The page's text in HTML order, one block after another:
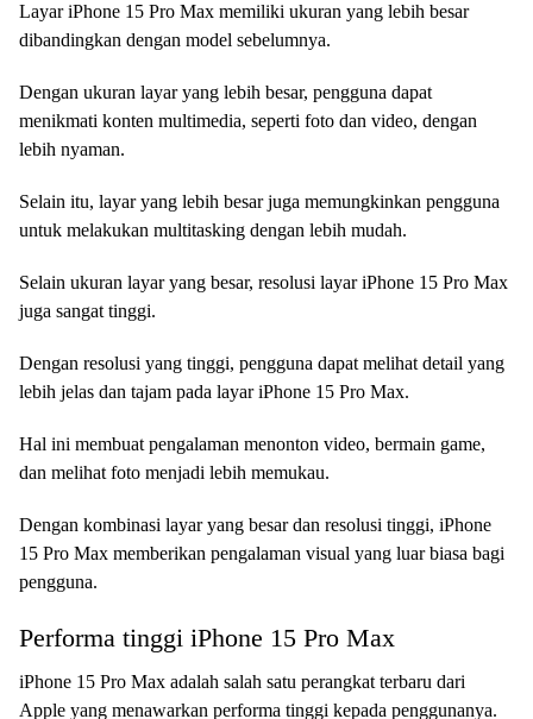
Layar iPhone 15 Pro Max memiliki ukuran yang lebih besar
dibandingkan dengan model sebelumnya.
Dengan ukuran layar yang lebih besar, pengguna dapat
menikmati konten multimedia, seperti foto dan video, dengan
lebih nyaman.
Selain itu, layar yang lebih besar juga memungkinkan pengguna
untuk melakukan multitasking dengan lebih mudah.
Selain ukuran layar yang besar, resolusi layar iPhone 15 Pro Max
juga sangat tinggi.
Dengan resolusi yang tinggi, pengguna dapat melihat detail yang
lebih jelas dan tajam pada layar iPhone 15 Pro Max.
Hal ini membuat pengalaman menonton video, bermain game,
dan melihat foto menjadi lebih memukau.
Dengan kombinasi layar yang besar dan resolusi tinggi, iPhone
15 Pro Max memberikan pengalaman visual yang luar biasa bagi
pengguna.
Performa tinggi iPhone 15 Pro Max
iPhone 15 Pro Max adalah salah satu perangkat terbaru dari
Apple yang menawarkan performa tinggi kepada penggunanya.